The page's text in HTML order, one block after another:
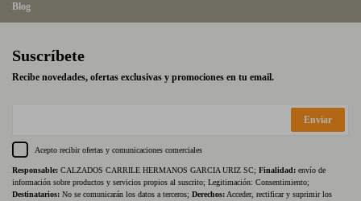
Blog
Suscríbete
Recibe novedades, ofertas exclusivas y promociones en tu email.
Enviar
Acepto recibir ofertas y comunicaciones comerciales
Responsable: CALZADOS CARRILE HERMANOS GARCIA URIZ SC; Finalidad: envío de
información sobre productos y servicios propios al suscrito; Legitimación: Consentimiento;
Destinatarios: No se comunicarán los datos a terceros; Derechos: Acceder, rectificar y suprimir los